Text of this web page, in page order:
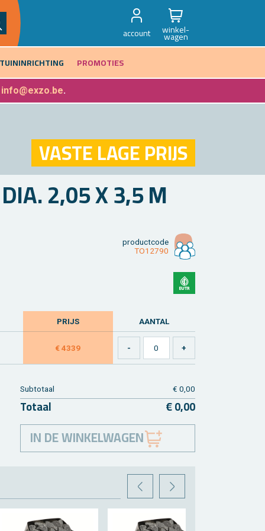
account winkel-
wagen
TUININRICHTING PROMOTIES
info@exzo.be.
VASTE LAGE PRIJS
2,05 X 3,5 M
product­code
TO12790
PRIJS AAN­TAL
€ 4339
Sub­to­taal € 0,00
To­taal € 0,00
IN DE WINKELWAGEN
VORIGEVOLGENDE